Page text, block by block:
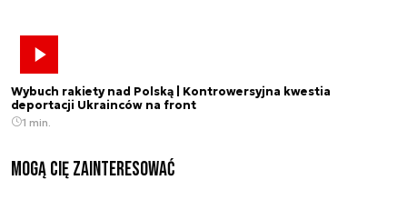
Wybuch rakiety nad Polską | Kontrowersyjna kwestia
deportacji Ukrainców na front
1 min.
Mogą Cię zainteresować